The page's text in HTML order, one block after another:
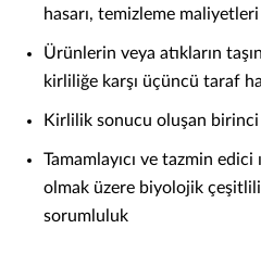
hasarı, temizleme maliyetleri
Ürünlerin veya atıkların
kirliliğe karşı üçüncü taraf
Kirlilik sonucu oluşan birinci
Tamamlayıcı ve tazmin
olmak üzere biyolojik
sorumluluk